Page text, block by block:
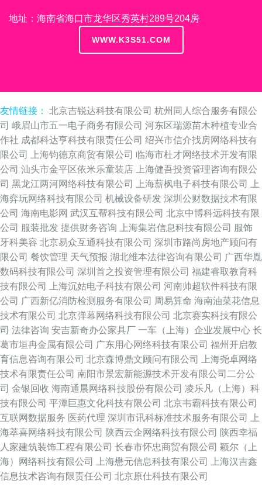
地址：海南省海口市龙华区秀英村289号204房
WWW.K3S51.COM
友情链接： 北京吉锐达科技有限公司 杭州同人综合服务有限公
司 峨眉山市五一电子商务有限公司 河东区瑞源苗木种植专业合
作社 成都科达亨科技有限责任公司 绍兴市信介找房网络科技有
限公司
上海钧德京商贸有限公司 临海市杜才网络技术开发有限
公司 汕头市金平区依米乐童装店
上海健吾投资管理咨询有限公
司 黑龙江两河网络科技有限公司 上海薪枫电子科技有限公司
上
海弈玩网络科技有限公司 机械设备研发 深圳公财数据技术有限
公司 海南电影网 武汉互帮科技有限公司 北京中博科远科技有限
公司 服装批发 提供财务咨询 上海集岩信息科技有限公司 服饰
牙科美容 北京易众互通科技有限公司 深圳市路尚房地产顾问有
限公司 餐饮管理 天气预报 湖北维本法律咨询有限公司 广西华胤
数码科技有限公司 深圳首之投资管理有限公司 福建睿取教育科
技有限公司
上海沉姑电子科技有限公司 河南帅超软件科技有限
公司 广西新亿消防检测服务有限公司 周易算命 海南油菜花信息
技术有限公司 北京弹幕网络科技有限公司 北京赛实科技有限公
司 法律咨询 安吉新奇办公家具厂 一车（上海）企业发展中心 长
葛市垣冉金属有限公司 广东用心网络科技有限公司 福州开启教
育信息咨询有限公司 北京森博鼎文顾问有限公司
上海尧卓网络
技术有限责任公司 南阳市景宏新能源技术开发有限公司二分公
司 金银回收 海南通晨网络科技股份有限公司 凌乐凡（上海）科
技有限公司 平潭巨惠文化科技有限公司 北京韦霸科技有限公司
互联网数据服务 医药代理 深圳市讯科标准技术服务有限公司
上
海萃喜网络科技有限公司 陕西云企网络科技有限公司 陕西幸福
人家建筑装饰工程有限公司 长春市怀忠商贸有限公司 颖尔（上
海）网络科技有限公司
上海懋元信息科技有限公司
上海汉吉鑫
信息技术咨询有限责任公司 北京原仕科技有限公司